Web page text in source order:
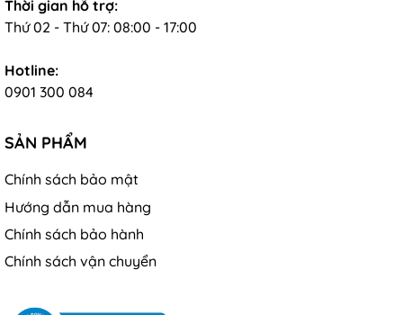
Thời gian hỗ trợ:
Thứ 02 - Thứ 07: 08:00 - 17:00
Hotline:
0901 300 084
SẢN PHẨM
Chính sách bảo mật
Hướng dẫn mua hàng
Chính sách bảo hành
Chính sách vận chuyển